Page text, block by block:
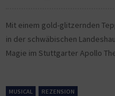
Mit einem gold-glitzernden
in der schwäbischen
Magie im Stuttgarter Apollo
MUSICAL REZENSION